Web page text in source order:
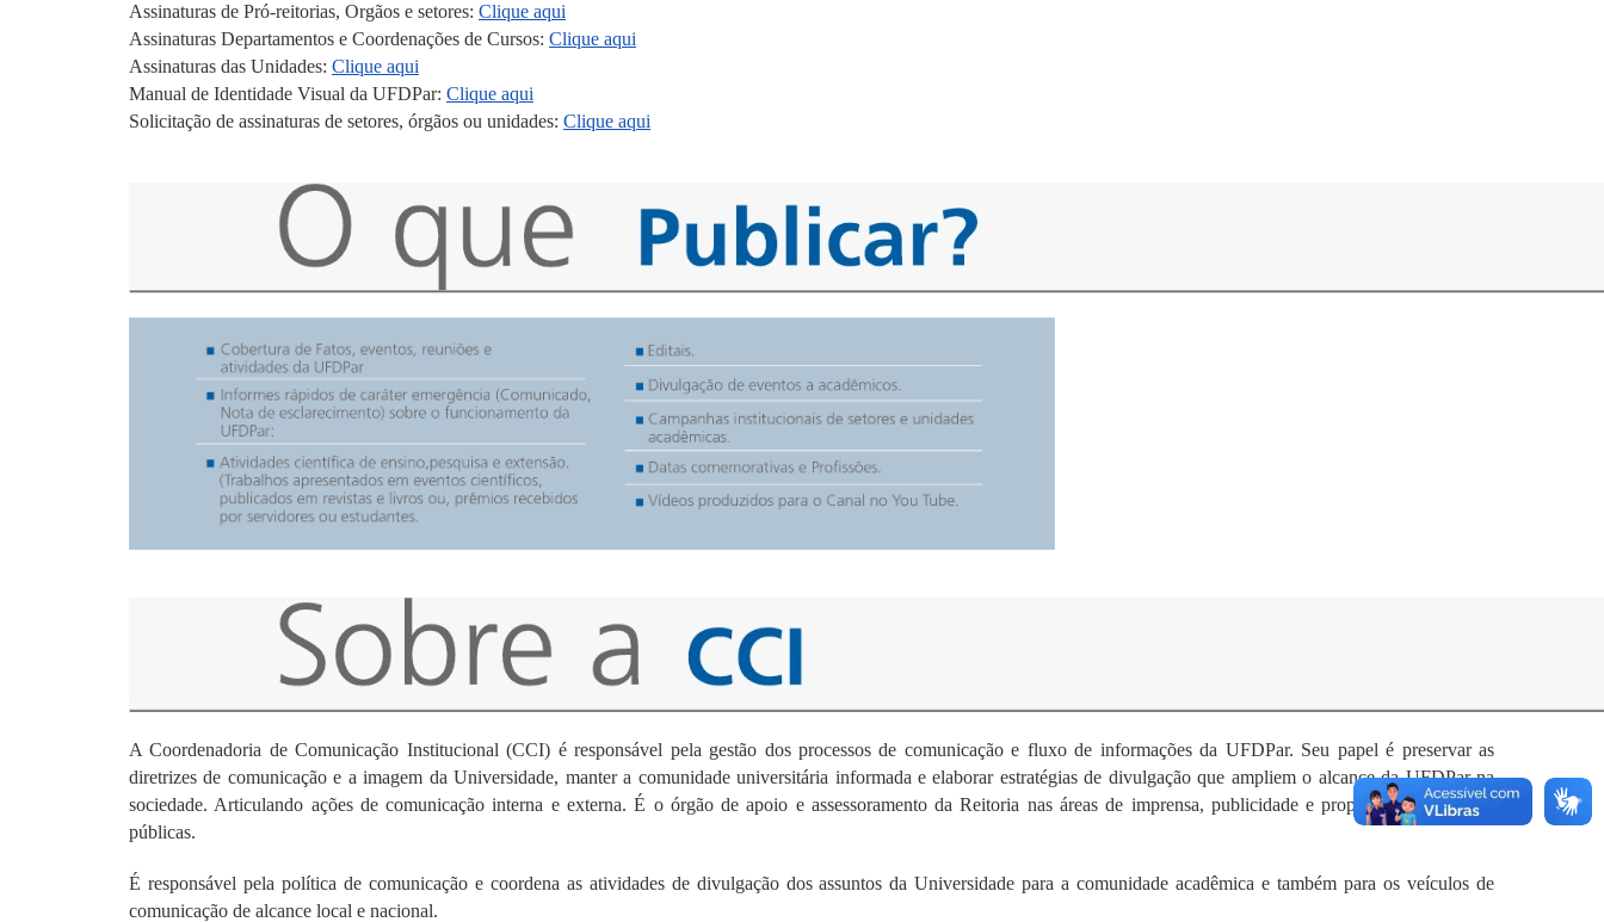
Assinaturas de Pró-reitorias, Orgãos e setores: Clique aqui
Assinaturas Departamentos e Coordenações de Cursos: Clique aqui
Assinaturas das Unidades: Clique aqui
Manual de Identidade Visual da UFDPar: Clique aqui
Solicitação de assinaturas de setores, órgãos ou unidades: Clique aqui
A Coordenadoria de Comunicação Institucional (CCI) é responsável pela gestão dos processos de comunicação e fluxo de informações da UFDPar. Seu papel é preservar as
diretrizes de comunicação e a imagem da Universidade, manter a comunidade universitária informada e elaborar estratégias de divulgação que ampliem o alcance da UFDPar na
sociedade. Articulando ações de comunicação interna e externa. É o órgão de apoio e assessoramento da Reitoria nas áreas de imprensa, publicidade e propaganda e relações
públicas.
É responsável pela política de comunicação e coordena as atividades de divulgação dos assuntos da Universidade para a comunidade acadêmica e também para os veículos de
comunicação de alcance local e nacional.